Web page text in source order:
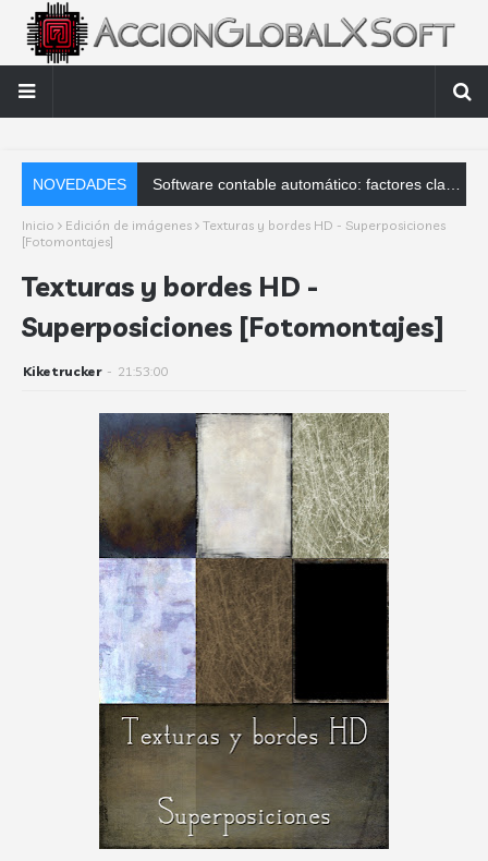
NOVEDADES Software contable automático: factores clave que debes analizar
Inicio Edición de imágenes
Texturas y bordes HD - Superposiciones
[Fotomontajes]
Texturas y bordes HD -
Superposiciones [Fotomontajes]
Kiketrucker - 21:53:00